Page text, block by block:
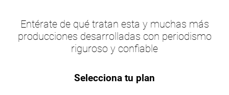
Entérate de qué tratan esta y muchas más
producciones desarrolladas con periodismo
riguroso y confiable
Selecciona tu plan